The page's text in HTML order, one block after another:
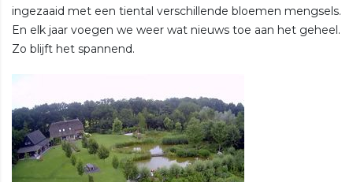
ingezaaid met een tiental verschillende bloemen mengsels.
En elk jaar voegen we weer wat nieuws toe aan het geheel.
Zo blijft het spannend.